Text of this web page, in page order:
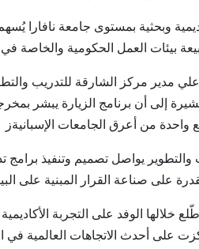
وبحثية بمستوى جامعة نافارا
بيئات العمل الحكومية والخاصة
مدير مركز الشارقة للتدريب
إلى أن برنامج الزيارة يبشر
من أعرق الجامعات الإسبانيةز
يواصل تصميم وتنفيذ برامج
على صناعة القرار المبنية على
خلالها الوفد على التجربة
على أحدث الاتجاهات العالمية في